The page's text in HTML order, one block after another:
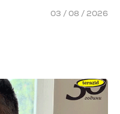
03 / 08 / 2026